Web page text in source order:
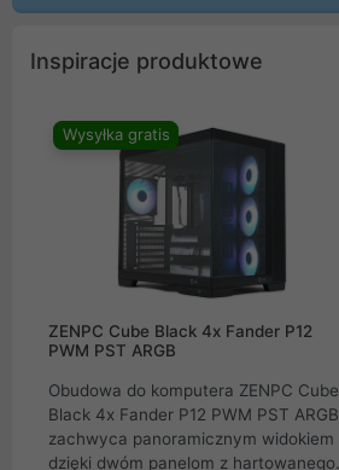
Inspiracje produktowe
Wysyłka gratis
ZENPC Cube Black 4x Fander P12
PWM PST ARGB
Obudowa do komputera ZENPC Cube
Black 4x Fander P12 PWM PST ARGB
zachwyca panoramicznym widokiem
dzięki dwóm panelom z hartowanego